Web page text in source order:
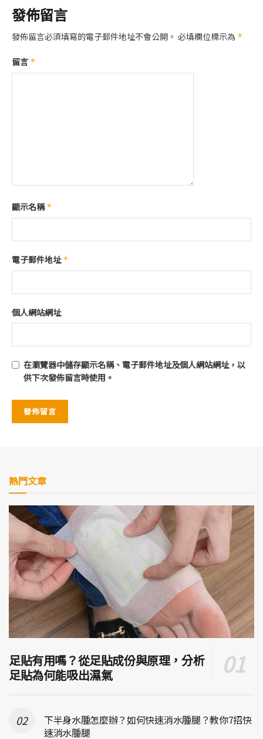
發佈留言
發佈留言必須填寫的電子郵件地址不會公開。 必填欄位標示為 *
留言*
顯示名稱*
電子郵件地址*
個人網站網址
在瀏覽器中儲存顯示名稱、電子郵件地址及個人網站網址，以
供下次發佈留言時使用。
熱門文章
足貼有用嗎？從足貼成份與原理，分析
足貼為何能吸出濕氣
下半身水腫怎麼辦？如何快速消水腫腿？教你7招快
速消水腫腿